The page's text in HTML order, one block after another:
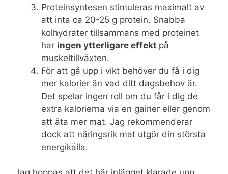
Proteinsyntesen stimuleras maximalt av
att inta ca 20-25 g protein. Snabba
kolhydrater tillsammans med proteinet
har ingen ytterligare effekt på
muskeltillväxten.
För att gå upp i vikt behöver du få i dig
mer kalorier än vad ditt dagsbehov är.
Det spelar ingen roll om du får i dig de
extra kalorierna via en gainer eller genom
att äta mer mat. Jag rekommenderar
dock att näringsrik mat utgör din största
energikälla.